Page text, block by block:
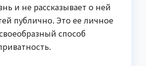
и не рассказывает о ней
публично. Это ее личное
способ